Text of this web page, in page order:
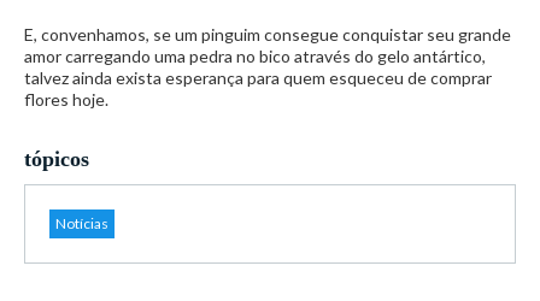
E, convenhamos, se um pinguim consegue conquistar seu grande
amor carregando uma pedra no bico através do gelo antártico,
talvez ainda exista esperança para quem esqueceu de comprar
flores hoje.
tópicos
Notícias